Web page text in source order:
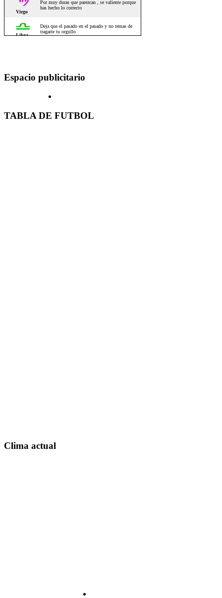
Espacio publicitario
TABLA DE FUTBOL
Clima actual